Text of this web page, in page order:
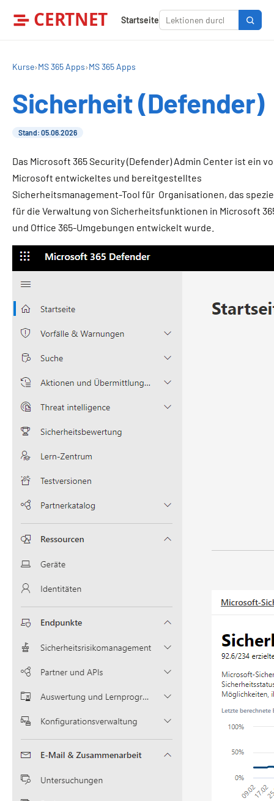
CERTNET Startseite
Kurse›MS 365 Apps›MS 365 Apps
Sicherheit (Defender)
Stand: 05.06.2026
Das Microsoft 365 Security (Defender) Admin Center ist ein
Microsoft entwickeltes und bereitgestelltes
Sicherheitsmanagement-Tool für Organisationen, das
für die Verwaltung von Sicherheitsfunktionen in Microsoft
und Office 365-Umgebungen entwickelt wurde.